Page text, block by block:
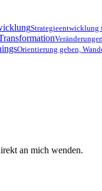
Strategieentwicklung
Orientierung geben,
an mich wenden.